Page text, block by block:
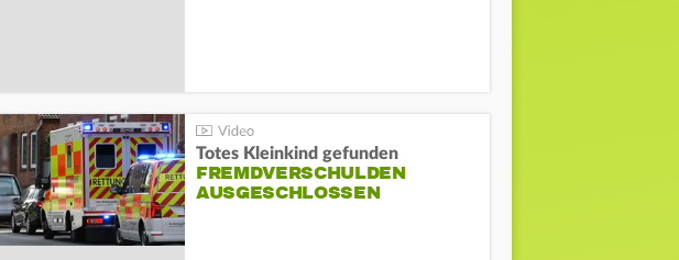
Totes Kleinkind gefunden
FREMDVERSCHULDEN
AUSGESCHLOSSEN